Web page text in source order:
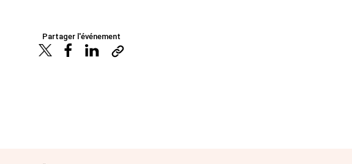
Partager l'événement